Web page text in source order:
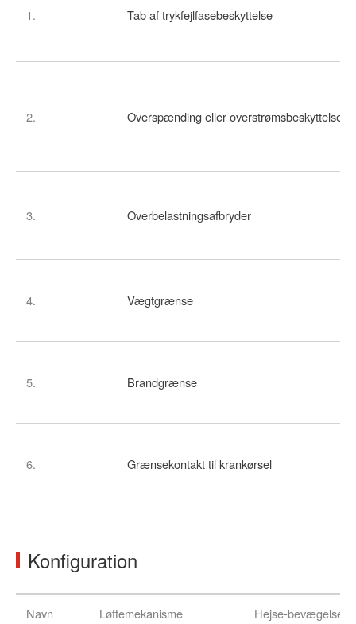
1. Tab af trykfejlfasebeskyttelse
2. Overspænding eller overstrømsbeskyttelse
3. Overbelastningsafbryder
4. Vægtgrænse
5. Brandgrænse
6. Grænsekontakt til krankørsel
Konfiguration
Navn Løftemekanisme Hejse-